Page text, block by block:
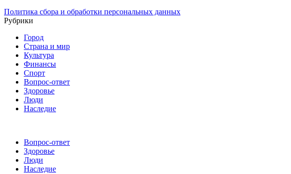
Политика сбора и обработки персональных данных
Рубрики
Город
Страна и мир
Культура
Финансы
Спорт
Вопрос-ответ
Здоровье
Люди
Наследие
Вопрос-ответ
Здоровье
Люди
Наследие